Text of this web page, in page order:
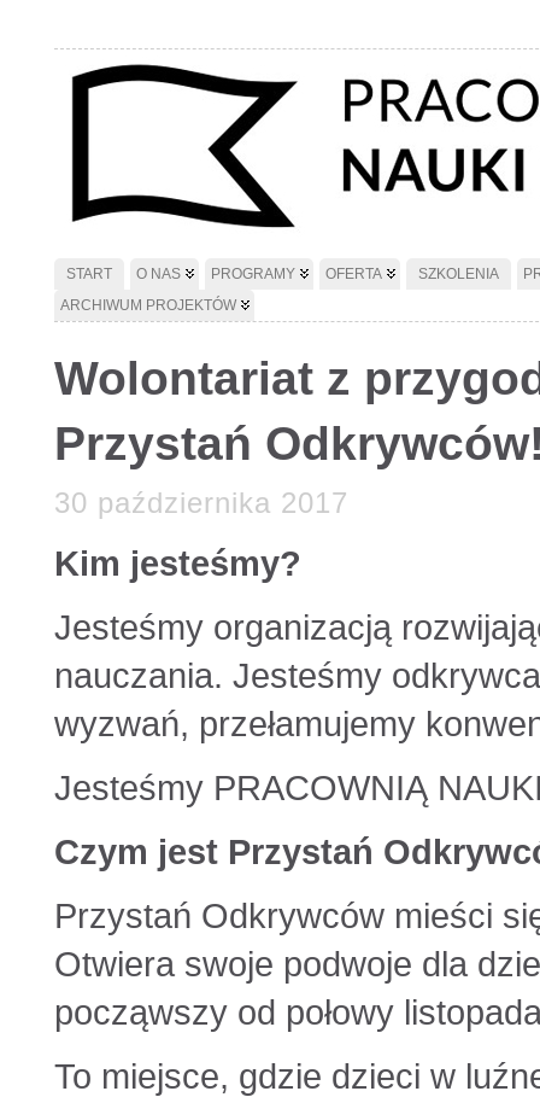
START O NAS PROGRAMY OFERTA SZKOLENIA
ARCHIWUM PROJEKTÓW
Wolontariat z
Przystań
30 października 2017
Kim jesteśmy?
Jesteśmy organizacją
nauczania. Jesteśmy
wyzwań, przełamujemy
Jesteśmy PRACOWNIĄ
Czym jest Przystań
Przystań Odkrywców mieści
Otwiera swoje podwoje dla
począwszy od połowy
To miejsce, gdzie dzieci w